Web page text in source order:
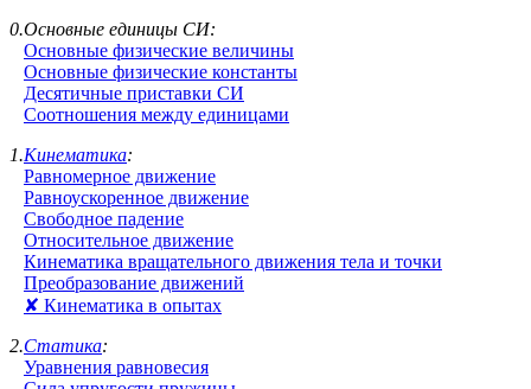
0.Основные единицы СИ:
Основные физические величины
Основные физические константы
Десятичные приставки СИ
Соотношения между единицами
1.Кинематика:
Равномерное движение
Равноускоренное движение
Свободное падение
Относительное движение
Кинематика вращательного движения тела и точки
Преобразование движений
✘ Кинематика в опытах
2.Статика:
Уравнения равновесия